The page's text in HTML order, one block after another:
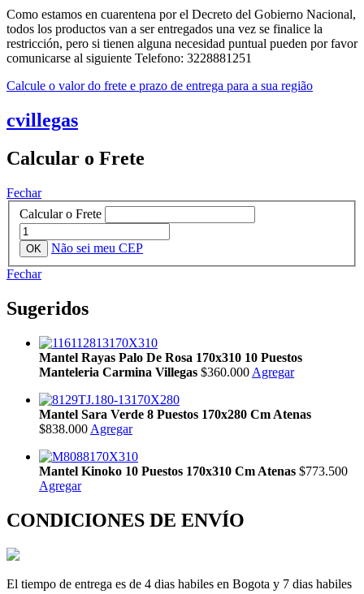
Como estamos en cuarentena por el Decreto del Gobierno Nacional,
todos los productos van a ser entregados una vez se finalice la
restricción, pero si tienen alguna necesidad puntual pueden por favor
comunicarse al siguiente Telefono: 3228881251
Calcule o valor do frete e prazo de entrega para a sua região
cvillegas
Calcular o Frete
Fechar
Calcular o Frete
Não sei meu CEP
Fechar
Sugeridos
Mantel Rayas Palo De Rosa 170x310 10 Puestos
Manteleria Carmina Villegas $360.000 Agregar
Mantel Sara Verde 8 Puestos 170x280 Cm Atenas
$838.000 Agregar
Mantel Kinoko 10 Puestos 170x310 Cm Atenas $773.500
Agregar
CONDICIONES DE ENVÍO
El tiempo de entrega es de 4 dias habiles en Bogota y 7 dias habiles